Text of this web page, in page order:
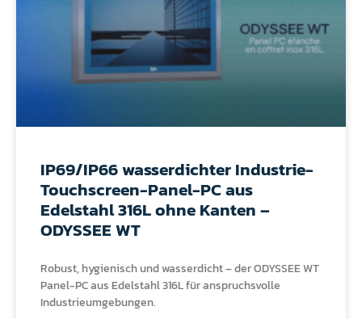
IP69/IP66 wasserdichter Industrie-
Touchscreen-Panel-PC aus
Edelstahl 316L ohne Kanten –
ODYSSEE WT
Robust, hygienisch und wasserdicht – der ODYSSEE WT
Panel-PC aus Edelstahl 316L für anspruchsvolle
Industrieumgebungen.